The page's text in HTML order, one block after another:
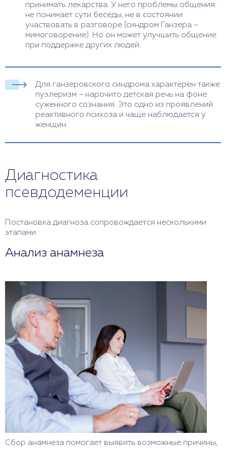
принимать лекарства. У него проблемы общения:
не понимает сути беседы, не в состоянии
участвовать в разговоре (синдром Ганзера –
мимоговорение). Но он может улучшить общение
при поддержке других людей.
Для ганзеровского синдрома характерен также
пуэлеризм – нарочито детская речь на фоне
суженного сознания. Это одно из проявлений
реактивного психоза и чаще наблюдается у
женщин.
Диагностика
псевдодеменции
Постановка диагноза сопровождается несколькими
этапами.
Анализ анамнеза
Сбор анамнеза помогает выявить возможные причины,